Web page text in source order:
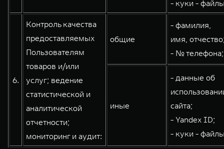
- куки -
6.
Контроль качества
предоставляемых
Пользователям
товаров и/или
услуг; ведение
статистической и
аналитической
отчетности;
мониторинг и аудит:
общие
- фамилия,
имя,
- № телефона;
иные
- данные об
сайта;
- Yandex ID;
- куки -